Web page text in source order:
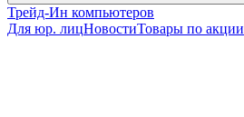
Трейд-Ин компьютеров
Для юр. лицНовостиТовары по акции